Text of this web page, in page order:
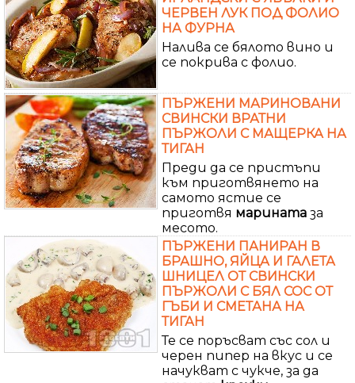
ЧЕРВЕН ЛУК ПОД ФОЛИО
НА ФУРНА
Налива се бялото вино и
се покрива с фолио.
ПЪРЖЕНИ МАРИНОВАНИ
СВИНСКИ ВРАТНИ
ПЪРЖОЛИ С МАЩЕРКА НА
ТИГАН
Преди да се пристъпи
към приготвянето на
самото ястие се
приготвя марината за
месото.
ПЪРЖЕНИ ПАНИРАН В
БРАШНО, ЯЙЦА И ГАЛЕТА
ШНИЦЕЛ ОТ СВИНСКИ
ПЪРЖОЛИ С БЯЛ СОС ОТ
ГЪБИ И СМЕТАНА НА
ТИГАН
Те се поръсват със сол и
черен пипер на вкус и се
начукват с чукче, за да